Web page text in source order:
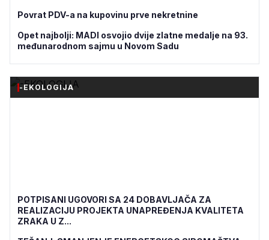
Povrat PDV-a na kupovinu prve nekretnine
Opet najbolji: MADI osvojio dvije zlatne medalje na 93.
međunarodnom sajmu u Novom Sadu
-EKOLOGIJA
POTPISANI UGOVORI SA 24 DOBAVLJAČA ZA
REALIZACIJU PROJEKTA UNAPREĐENJA KVALITETA
ZRAKA U Z...